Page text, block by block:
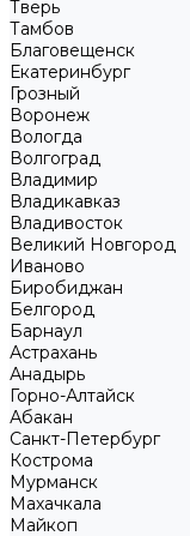
Тверь
Тамбов
Благовещенск
Екатеринбург
Грозный
Воронеж
Вологда
Волгоград
Владимир
Владикавказ
Владивосток
Великий Новгород
Иваново
Биробиджан
Белгород
Барнаул
Астрахань
Анадырь
Горно-Алтайск
Абакан
Санкт-Петербург
Кострома
Мурманск
Махачкала
Майкоп